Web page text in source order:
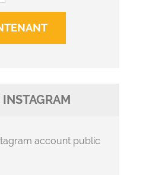
account public